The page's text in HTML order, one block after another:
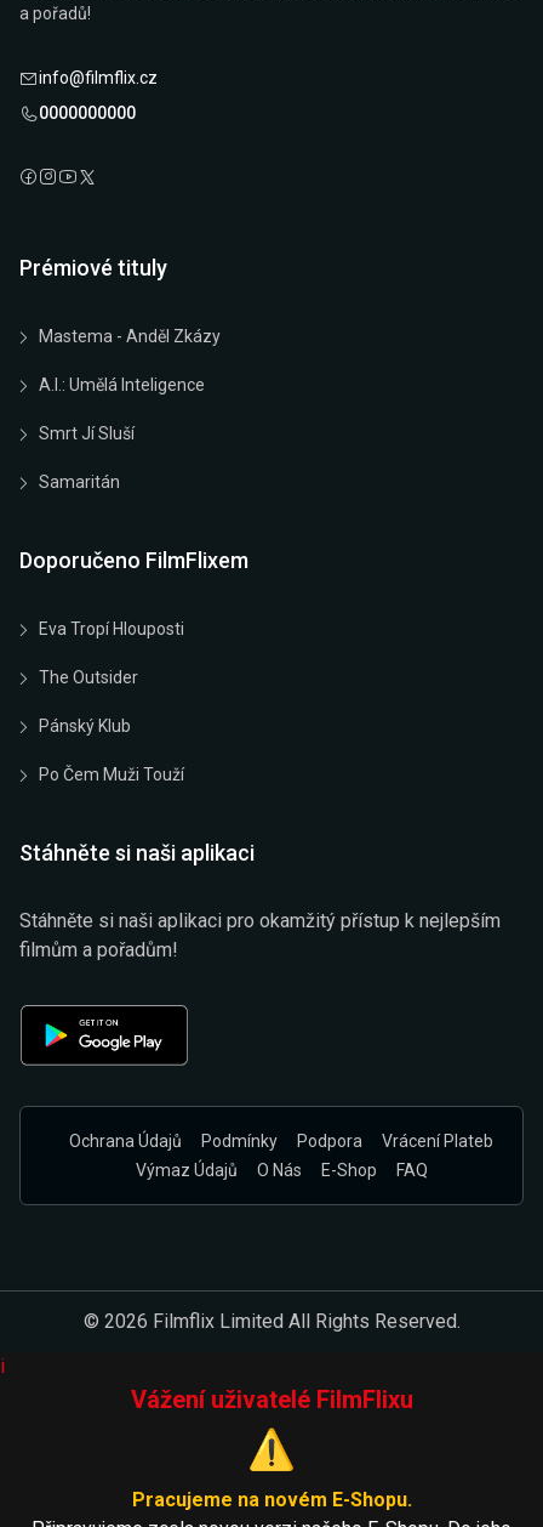
a pořadů!
info@filmflix.cz
0000000000
Prémiové tituly
Mastema - Anděl Zkázy
A.I.: Umělá Inteligence
Smrt Jí Sluší
Samaritán
Doporučeno FilmFlixem
Eva Tropí Hlouposti
The Outsider
Pánský Klub
Po Čem Muži Touží
Stáhněte si naši aplikaci
Stáhněte si naši aplikaci pro okamžitý přístup k nejlepším
filmům a pořadům!
Ochrana Údajů Podmínky Podpora
Vrácení Plateb
Výmaz Údajů
O Nás E-Shop FAQ
© 2026 Filmflix Limited All Rights Reserved.
i
Vážení uživatelé FilmFlixu
⚠️
Pracujeme na novém E-Shopu.